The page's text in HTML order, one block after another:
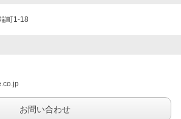
町1-18
お問い合わせ